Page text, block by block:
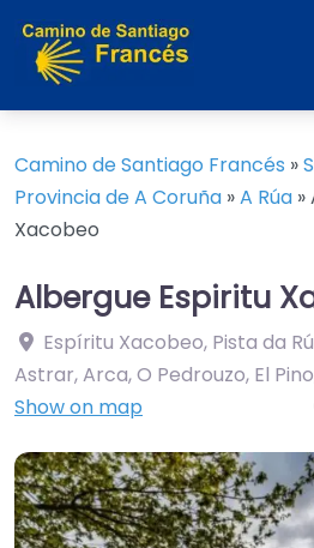
Camino de Santiago Francés »
Provincia de A Coruña »A Rúa »
Xacobeo
Albergue Espiritu
Espíritu Xacobeo, Pista da
Astrar, Arca, O Pedrouzo, El
Show on map